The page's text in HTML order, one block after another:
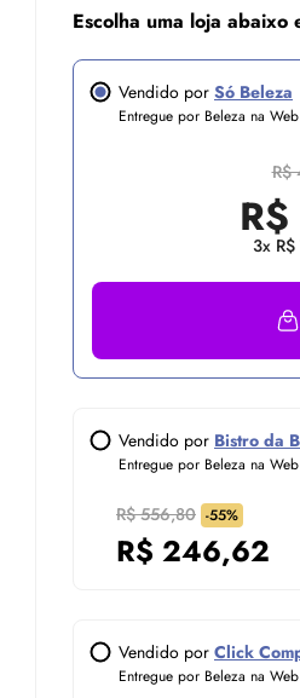
Escolha uma loja abaixo
Vendido por Só Beleza
Entregue por Beleza na Web
R$
R$
3x
Vendido por Bistro da
Entregue por Beleza na Web
R$ 556,80 -55%
R$ 246,62
Vendido por Click
Entregue por Beleza na Web